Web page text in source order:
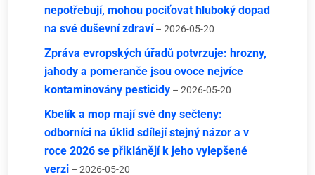
nepotřebují, mohou pociťovat hluboký dopad
na své duševní zdraví – 2026-05-20
Zpráva evropských úřadů potvrzuje: hrozny,
jahody a pomeranče jsou ovoce nejvíce
kontaminovány pesticidy – 2026-05-20
Kbelík a mop mají své dny sečteny:
odborníci na úklid sdílejí stejný názor a v
roce 2026 se přiklánějí k jeho vylepšené
verzi – 2026-05-20